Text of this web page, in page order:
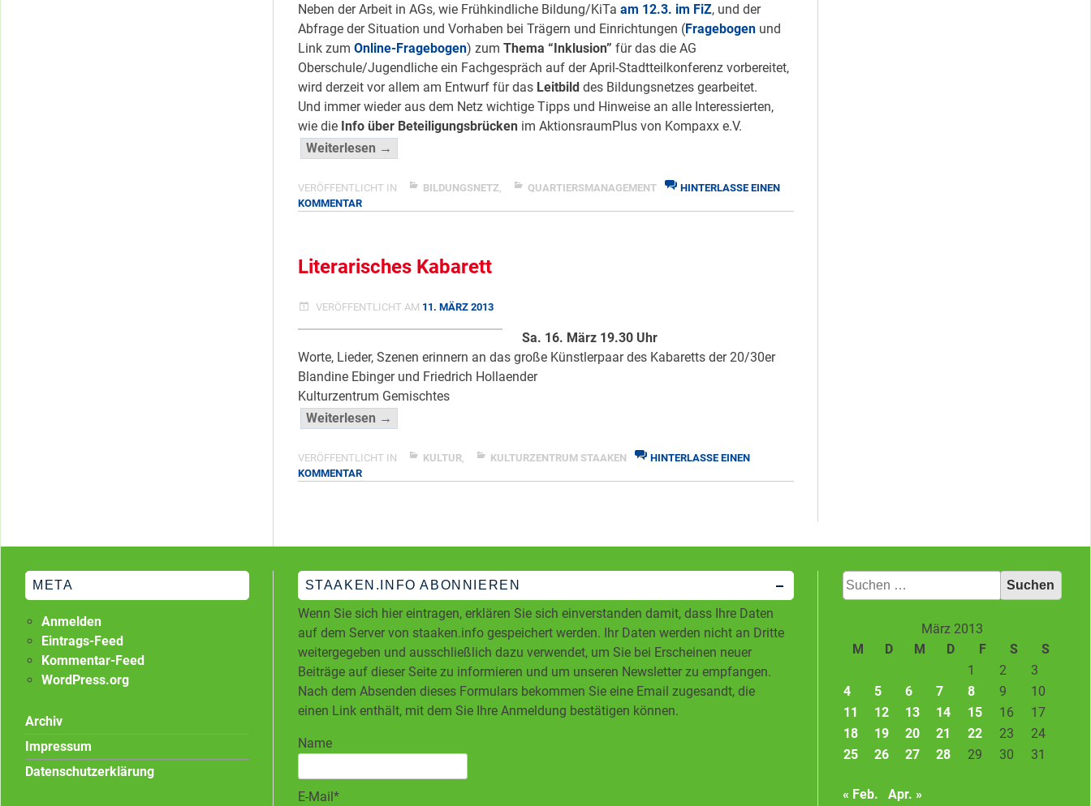
Neben der Arbeit in AGs, wie Frühkindliche Bildung/KiTa am 12.3. im FiZ, und der
Abfrage der Situation und Vorhaben bei Trägern und Einrichtungen (Fragebogenund
Link zum Online-Fragebogen) zum Thema “Inklusion” für das die AG
Oberschule/Jugendliche ein Fachgespräch auf der April-Stadtteilkonferenz vorbereitet,
wird derzeit vor allem am Entwurf für das Leitbilddes Bildungsnetzes gearbeitet.
Und immer wieder aus dem Netz wichtige Tipps und Hinweise an alle Interessierten,
wie die Info über Beteiligungsbrückenim AktionsraumPlus von Kompaxx e.V.
Weiterlesen →
dem
VERÖFFENTLICHT IN BILDUNGSNETZ QUARTIERSMANAGEMENT
HINTERLASSE EINEN
KOMMENTARZU
NETZ,
Literarisches Kabarett
VERÖFFENTLICHT AM 11. MÄRZ 2013
Sa. 16. März 19.30 Uhr
Worte, Lieder, Szenen erinnern an das große Künstlerpaar des Kabaretts der 20/30er
Blandine Ebinger und Friedrich Hollaender
Kulturzentrum Gemischtes
Weiterlesen →
</span
VERÖFFENTLICHT IN KULTUR, KULTURZENTRUM STAAKEN
HINTERLASSE EINEN
KOMMENTARZU
STAAKEN.INFO ABONNIEREN
Wenn Sie sich hier eintragen, erklären Sie sich einverstanden damit, dass Ihre Daten
auf dem Server von staaken.info gespeichert werden. Ihr Daten werden nicht an Dritte
weitergegeben und ausschließlich dazu verwendet, um Sie bei Erscheinen neuer
Beiträge auf dieser Seite zu informieren und um unseren Newsletter zu empfangen.
Nach dem Absenden dieses Formulars bekommen Sie eine Email zugesandt, die
einen Link enthält, mit dem Sie Ihre Anmeldung bestätigen können.
Name
E-Mail*
META
Anmelden
Eintrags-Feed
Kommentar-Feed
WordPress.org
Archiv
Impressum
Datenschutzerklärung
Suchen
nach:
März 2013
M
D M D F S
S
1
2
3
4
5 6 7 8 9
10
11
12 13 14 15 16
17
18
19 20 21 22 23
24
25
26 27 28 29 30 31
« Feb. Apr. »